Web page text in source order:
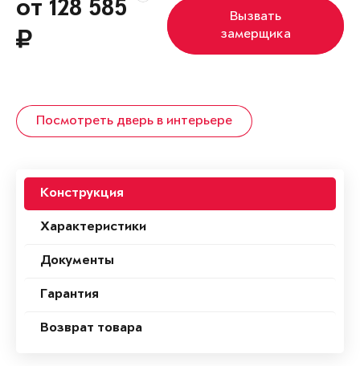
от 128 585
Вызвать
замерщика
Посмотреть дверь в интерьере
Конструкция
Характеристики
Документы
Гарантия
Возврат товара